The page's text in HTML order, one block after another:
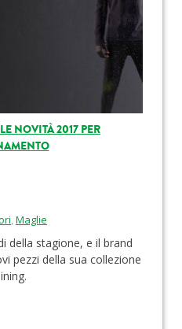
NOVITÀ 2017 PER
,Maglie
della stagione, e il brand
pezzi della sua collezione